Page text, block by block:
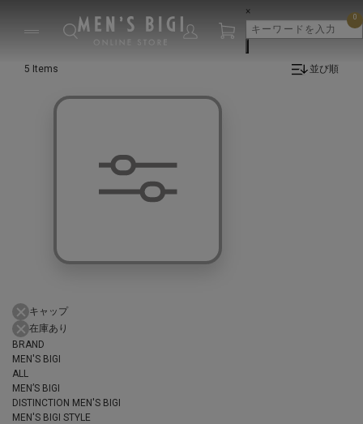
0
×
5 Items 並び順
キャップ
在庫あり
BRAND
MEN'S BIGI
ALL
MEN’S BIGI
DISTINCTION MEN'S BIGI
MEN'S BIGI STYLE